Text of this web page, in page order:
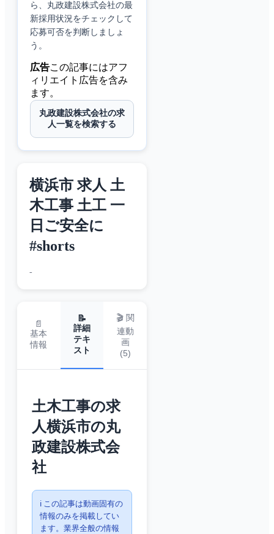
ら、 丸政建設株式会社の最
新採用状況をチェックして
応募可否を判断しましょ
う。
広告この記事にはアフ
ィリエイト広告を含み
ます。
丸政建設株式会社の求
人一覧を検索する
横浜市 求人 土
木工事 土工 一
日ご安全に
#shorts
-
📄
基本
情報
📝
詳細
テキ
スト
🎬 関
連動
画
(5)
土木工事の求
人横浜市の丸
政建設株式会
社
ℹ️ この記事は動画固有の
情報のみを掲載してい
ます。業界全般の情報